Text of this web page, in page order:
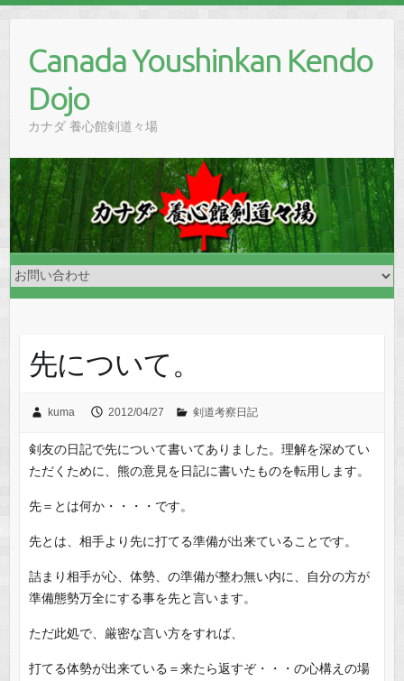
contentCanada Youshinkan Kendo
Dojo
カナダ 養心館剣道々場
先について。
kuma 2012/04/27 剣道考察日記
剣友の日記で先について書いてありました。理解を深めてい
ただくために、熊の意見を日記に書いたものを転用します。
先＝とは何か・・・・です。
先とは、相手より先に打てる準備が出来ていることです。
詰まり相手が心、体勢、の準備が整わ無い内に、自分の方が
準備態勢万全にする事を先と言います。
ただ此処で、厳密な言い方をすれば、
打てる体勢が出来ている＝来たら返すぞ・・・の心構えの場